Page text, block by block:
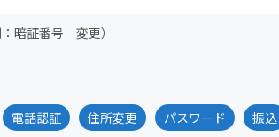
暗証番号 変更）
電話認証 住所変更 パスワード 振込